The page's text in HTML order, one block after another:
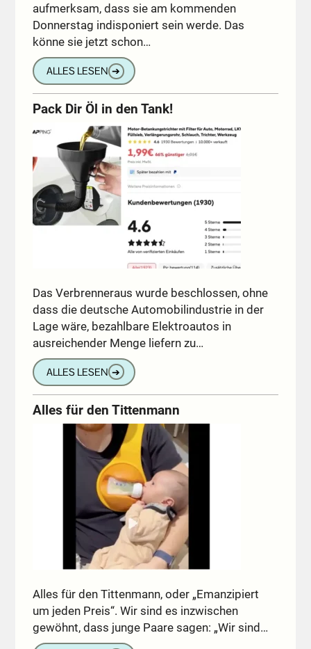
aufmerksam, dass sie am kommenden
Donnerstag indisponiert sein werde. Das
könne sie jetzt schon…
ALLES LESEN ➔
Pack Dir Öl in den Tank!
Das Verbrenneraus wurde beschlossen, ohne
dass die deutsche Automobilindustrie in der
Lage wäre, bezahlbare Elektroautos in
ausreichender Menge liefern zu…
ALLES LESEN ➔
Alles für den Tittenmann
Alles für den Tittenmann, oder „Emanzipiert
um jeden Preis“. Wir sind es inzwischen
gewöhnt, dass junge Paare sagen: „Wir sind…